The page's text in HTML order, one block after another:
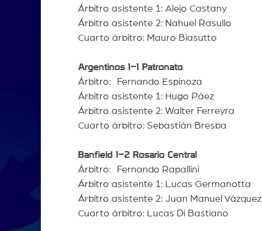
Árbitro asistente 1: Alejo Castany
Árbitro asistente 2: Nahuel Rasullo
Cuarto árbitro: Mauro Biasutto
Argentinos 1–1 Patronato
Árbitro: Fernando Espinoza
Árbitro asistente 1: Hugo Páez
Árbitro asistente 2: Walter Ferreyra
Cuarto árbitro: Sebastián Bresba
Banfield 1–2 Rosario Central
Árbitro: Fernando Rapallini
Árbitro asistente 1: Lucas Germanotta
Árbitro asistente 2: Juan Manuel Vázquez
Cuarto árbitro: Lucas Di Bastiano